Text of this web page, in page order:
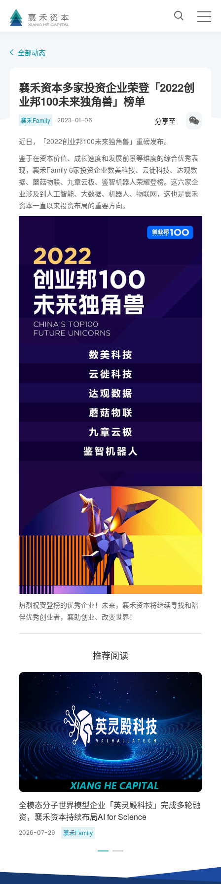
全部动态
襄禾资本多家投资企业荣登「2022创
业邦100未来独角兽」榜单
襄禾Family 2023-01-06 分享至
近日，「2022创业邦100未来独角兽」重磅发布。
鉴于在资本价值、成长速度和发展前景等维度的综合优秀表
现，襄禾Family 6家投资企业数美科技、云徙科技、达观数
据、蘑菇物联、九章云极、鉴智机器人荣耀登榜。这六家企
业涉及到人工智能、大数据、机器人、物联网，这也是襄禾
资本一直以来投资布局的重要方向。
热烈祝贺登榜的优秀企业！未来，襄禾资本将继续寻找和陪
伴优秀创业者，襄助创业、改变世界！
推荐阅读
全模态分子世界模型企业「英灵殿科技」完成多轮融
资，襄禾资本持续布局AI for Science
2026-07-29 襄禾Family